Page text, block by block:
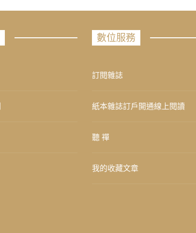
數位服務
訂閱雜誌
紙本雜誌訂戶開通線上閱讀
聽 禪
我的收藏文章